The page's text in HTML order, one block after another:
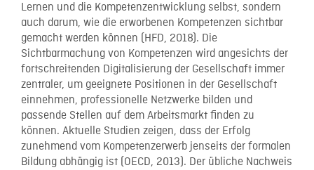
Lernen und die Kompetenzentwicklung selbst, sondern
auch darum, wie die erworbenen Kompetenzen sichtbar
gemacht werden können (HFD, 2018). Die
Sichtbarmachung von Kompetenzen wird angesichts der
fortschreitenden Digitalisierung der Gesellschaft immer
zentraler, um geeignete Positionen in der Gesellschaft
einnehmen, professionelle Netzwerke bilden und
passende Stellen auf dem Arbeitsmarkt finden zu
können. Aktuelle Studien zeigen, dass der Erfolg
zunehmend vom Kompetenzerwerb jenseits der formalen
Bildung abhängig ist (OECD, 2013). Der übliche Nachweis